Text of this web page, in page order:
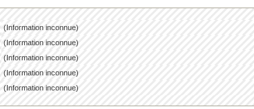
(Information inconnue)
(Information inconnue)
(Information inconnue)
(Information inconnue)
(Information inconnue)